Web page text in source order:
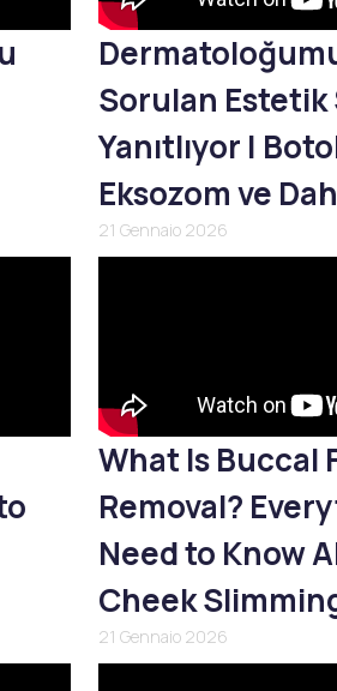
Sorulan Estetik
Yanıtlıyor |
Eksozom ve
21 Gennaio 2026
What Is Buccal
Removal?
Need to Know
Cheek
21 Gennaio 2026